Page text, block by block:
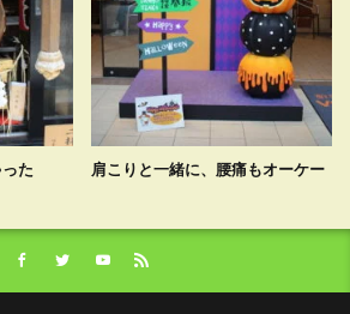
た 肩こりと一緒に、腰痛もオーケー